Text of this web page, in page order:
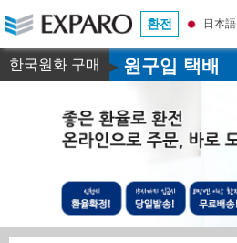
환전 日本語
한국원화 구매 ▶원구입 택배